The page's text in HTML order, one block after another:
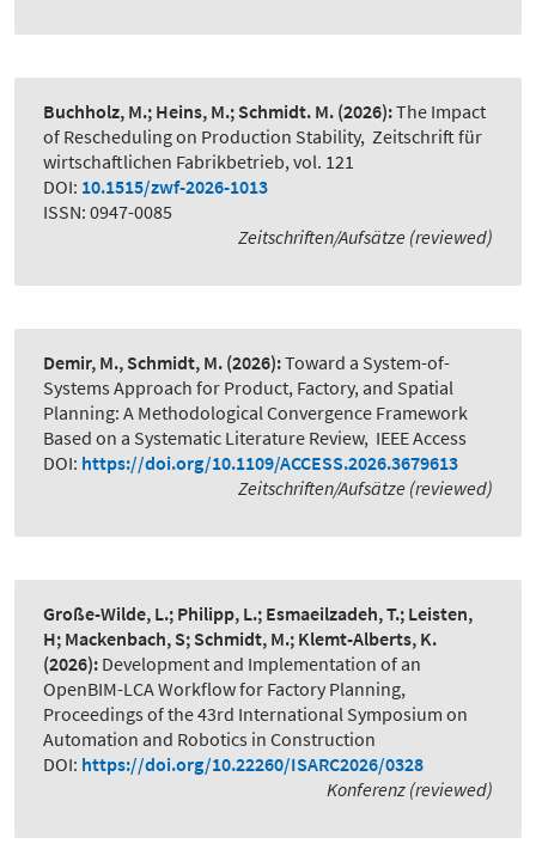
Buchholz, M.; Heins, M.; Schmidt. M. (2026):The Impact
of Rescheduling on Production Stability, Zeitschrift für
wirtschaftlichen Fabrikbetrieb, vol. 121
DOI: 10.1515/zwf-2026-1013
ISSN: 0947-0085
Zeitschriften/Aufsätze (reviewed)
Demir, M., Schmidt, M. (2026):Toward a System-of-
Systems Approach for Product, Factory, and Spatial
Planning: A Methodological Convergence Framework
Based on a Systematic Literature Review, IEEE Access
DOI: https://doi.org/10.1109/ACCESS.2026.3679613
Zeitschriften/Aufsätze (reviewed)
Große-Wilde, L.; Philipp, L.; Esmaeilzadeh, T.; Leisten,
H; Mackenbach, S; Schmidt, M.; Klemt-Alberts, K.
(2026): Development and Implementation of an
OpenBIM-LCA Workflow for Factory Planning,
Proceedings of the 43rd International Symposium on
Automation and Robotics in Construction
DOI: https://doi.org/10.22260/ISARC2026/0328
Konferenz (reviewed)